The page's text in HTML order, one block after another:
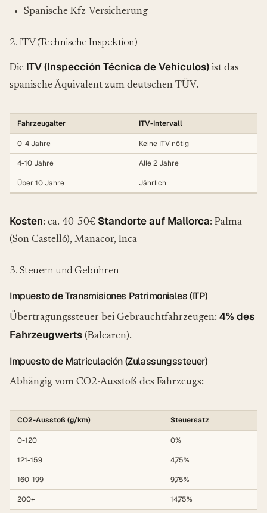
Spanische Kfz-Versicherung
2. ITV (Technische Inspektion)
Die ITV (Inspección Técnica de Vehículos) ist das
spanische Äquivalent zum deutschen TÜV.
Fahrzeugalter ITV-Intervall
0-4 Jahre Keine ITV nötig
4-10 Jahre Alle 2 Jahre
Über 10 Jahre Jährlich
Kosten: ca. 40-50€ Standorte auf Mallorca: Palma
(Son Castelló), Manacor, Inca
3. Steuern und Gebühren
Impuesto de Transmisiones Patrimoniales (ITP)
Übertragungssteuer bei Gebrauchtfahrzeugen: 4% des
Fahrzeugwerts (Balearen).
Impuesto de Matriculación (Zulassungssteuer)
Abhängig vom CO2-Ausstoß des Fahrzeugs:
CO2-Ausstoß (g/km) Steuersatz
0-120 0%
121-159 4,75%
160-199 9,75%
200+ 14,75%